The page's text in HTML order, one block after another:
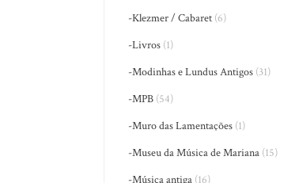
-Klezmer / Cabaret (6)
-Livros (1)
-Modinhas e Lundus Antigos (31)
-MPB (54)
-Muro das Lamentações (1)
-Museu da Música de Mariana (15)
-Música antiga (16)